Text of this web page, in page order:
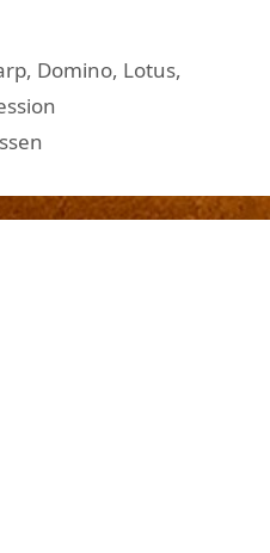
, Domino, Lotus,